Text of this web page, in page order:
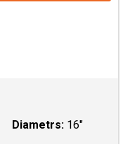
Diametrs: 16"